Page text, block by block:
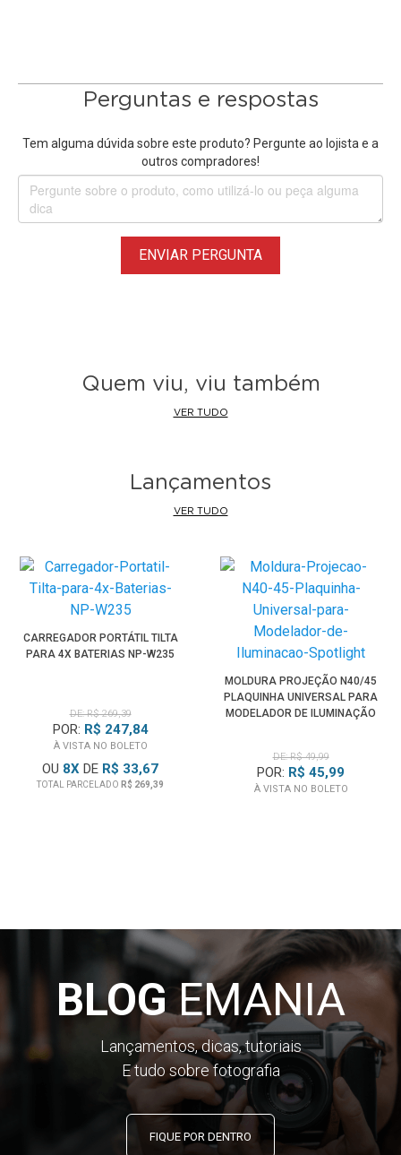
Perguntas e respostas
Tem alguma dúvida sobre este produto? Pergunte ao lojista e a
outros compradores!
ENVIAR PERGUNTA
Quem viu, viu também
VER TUDO
Lançamentos
VER TUDO
CARREGADOR PORTÁTIL TILTA
PARA 4X BATERIAS NP-W235
DE: R$ 269,39
POR: R$ 247,84
À VISTA NO BOLETO
OU 8X DE R$ 33,67
TOTAL PARCELADO R$ 269,39
MOLDURA PROJEÇÃO N40/45
PLAQUINHA UNIVERSAL PARA
MODELADOR DE ILUMINAÇÃO
DE: R$ 49,99
POR: R$ 45,99
À VISTA NO BOLETO
BLOGEMANIA
Lançamentos, dicas, tutoriais
E tudo sobre fotografia
FIQUE POR DENTRO